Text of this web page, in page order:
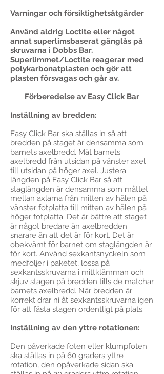
Varningar och försiktighetsåtgärder
Använd aldrig Loctite eller något
annat superlimsbaserat gänglås på
skruvarna i Dobbs Bar.
Superlimmet/Loctite reagerar med
polykarbonatplasten och gör att
plasten försvagas och går av.
Förberedelse av Easy Click Bar
Inställning av bredden:
Easy Click Bar ska ställas in så att
bredden på staget är densamma som
barnets axelbredd. Mät barnets
axelbredd från utsidan på vänster axel
till utsidan på höger axel. Justera
längden på Easy Click Bar så att
staglängden är densamma som måttet
mellan axlarna från mitten av hälen på
vänster fotplatta till mitten av hälen på
höger fotplatta. Det är bättre att staget
är något bredare än axelbredden
snarare än att det är för kort. Det är
obekvämt för barnet om staglängden är
för kort. Använd sexkantsnyckeln som
medföljer i paketet, lossa på
sexkantsskruvarna i mittklämman och
skjuv stagen på bredden tills de matchar
barnets axelbredd. När bredden är
korrekt drar ni åt sexkantsskruvarna igen
för att fästa stagen ordentligt på plats.
Inställning av den yttre rotationen:
Den påverkade foten eller klumpfoten
ska ställas in på 60 graders yttre
rotation, den opåverkade sidan ska